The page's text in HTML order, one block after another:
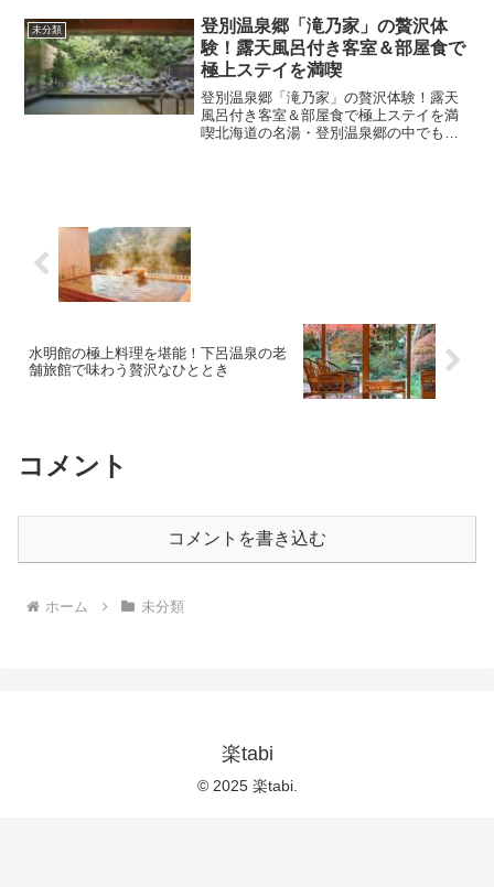
いう抜群の立地を誇ります。駅からほぼ
直結のような感覚で...
未分類
登別温泉郷「滝乃家」の贅沢体
験！露天風呂付き客室＆部屋食で
極上ステイを満喫
登別温泉郷「滝乃家」の贅沢体験！露天
風呂付き客室＆部屋食で極上ステイを満
喫北海道の名湯・登別温泉郷の中でも、
水明館の極上料理を堪能！下呂温泉の老
舗旅館で味わう贅沢なひととき
コメント
コメントを書き込む
ホーム 未分類
楽tabi
© 2025 楽tabi.